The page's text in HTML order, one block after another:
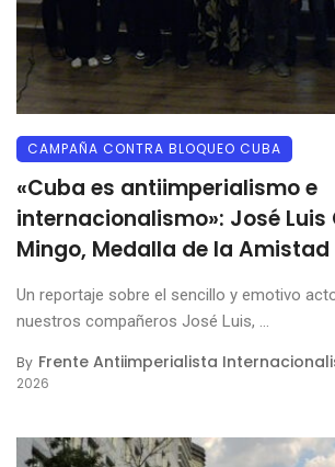
CAMPAÑA CONTRA BLOQUEO CUBA
«Cuba es antiimperialismo e
internacionalismo»: José
Mingo, Medalla de la Amistad
Un reportaje sobre el sencillo y emotivo
nuestros compañeros José Luis, ...
By Frente Antiimperialista
2026